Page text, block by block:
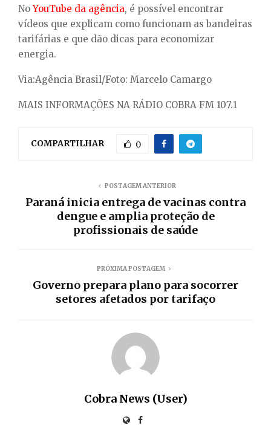
NoYouTube da agência, é possível encontrar
vídeos que explicam como funcionam as bandeiras
tarifárias e que dão dicas para economizar
energia.
Via:Agência Brasil/Foto: Marcelo Camargo
MAIS INFORMAÇÕES NA RÁDIO COBRA FM 107.1
COMPARTILHAR 0
POSTAGEM ANTERIOR
Paraná inicia entrega de vacinas contra
dengue e amplia proteção de
profissionais de saúde
PRÓXIMA POSTAGEM
Governo prepara plano para socorrer
setores afetados por tarifaço
Cobra News (User)